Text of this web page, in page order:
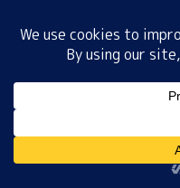
2021年8月
プロフィール